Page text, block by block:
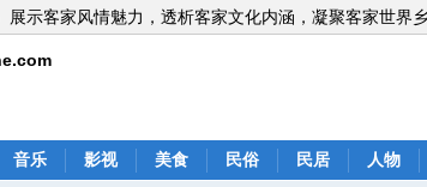
展示客家风情魅力，透析客家文化内涵，凝聚客家世界
音乐 影视 美食 民俗 民居 人物